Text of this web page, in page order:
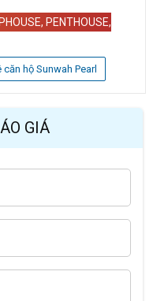
PENTHOUSE,
căn hộ Sunwah Pearl
GIÁ